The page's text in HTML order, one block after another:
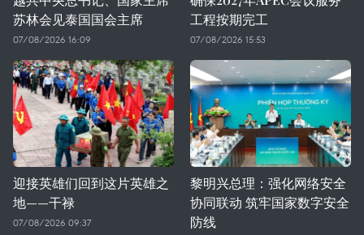
苏林会见泰国国会主席
07/08/2026 16:09
工程按期完工
07/08/2026 15:53
迎接英雄们回到这片英雄之
地——干禄
07/08/2026 09:37
黎明兴总理：强化网络安全
协同联动 筑牢国家数字安全
防线